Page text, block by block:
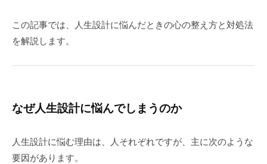
この記事では、人生設計に悩んだときの心の整え方と対処法
を解説します。
なぜ人生設計に悩んでしまうのか
人生設計に悩む理由は、人それぞれですが、主に次のような
要因があります。